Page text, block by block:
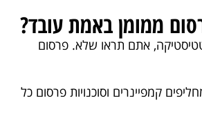
ממומן באמת עובד?
אתם תראו שלא. פרסום
קמפיינרים וסוכנויות פרסום כל